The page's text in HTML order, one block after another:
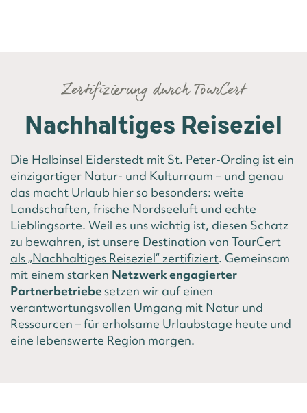
Nachhaltiges Reiseziel
Zertifizierung durch TourCert
Die Halbinsel Eiderstedt mit St. Peter-Ording ist ein
einzigartiger Natur- und Kulturraum – und genau
das macht Urlaub hier so besonders: weite
Landschaften, frische Nordseeluft und echte
Lieblingsorte. Weil es uns wichtig ist, diesen Schatz
zu bewahren, ist unsere Destination von TourCert
als „Nachhaltiges Reiseziel“ zertifiziert. Gemeinsam
mit einem starken Netzwerk engagierter
Partnerbetriebesetzen wir auf einen
verantwortungsvollen Umgang mit Natur und
Ressourcen – für erholsame Urlaubstage heute und
eine lebenswerte Region morgen.